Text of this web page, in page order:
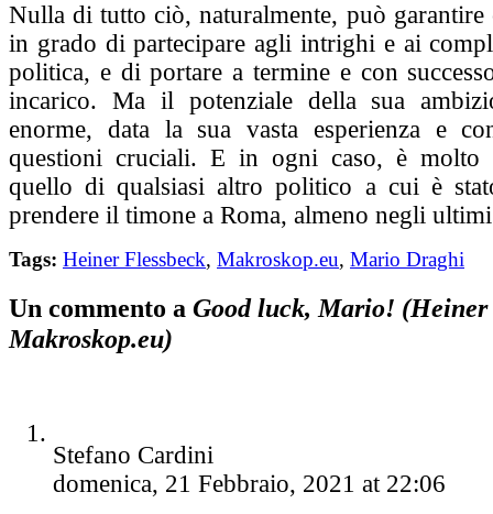
Nulla di tutto ciò, naturalmente, può garantire
in grado di partecipare agli intrighi e ai
politica, e di portare a termine e con
incarico. Ma il potenziale della sua
enorme, data la sua vasta esperienza e
questioni cruciali. E in ogni caso, è molto
quello di qualsiasi altro politico a cui è
prendere il timone a Roma, almeno negli
Tags: Heiner Flessbeck, Makroskop.eu, Mario Draghi
Un commento a Good luck, Mario! (Heiner
Makroskop.eu)
Stefano Cardini
domenica, 21 Febbraio, 2021 at 22:06